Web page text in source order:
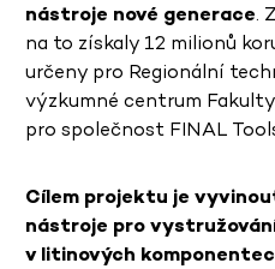
nástroje nové generace.
na to získaly 12 milionů
určeny pro Regionální
výzkumné centrum
pro společnost FINAL
Cílem projektu je
nástroje pro
v litinových